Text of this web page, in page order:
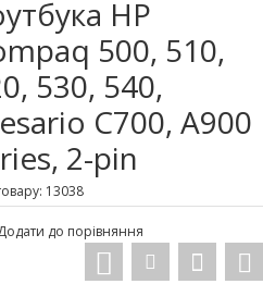
HP
500, 510,
530, 540,
C700, A900
2-pin
13038
до порівняння